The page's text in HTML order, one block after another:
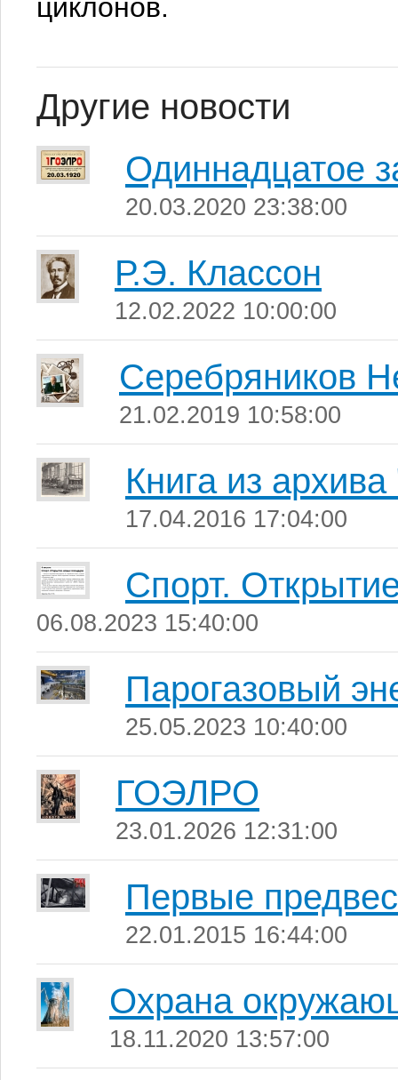
циклонов.
Другие новости
Одиннадцатое
20.03.2020 23:38:00
Р.Э. Классон
12.02.2022 10:00:00
Серебряников
21.02.2019 10:58:00
Книга из
17.04.2016 17:04:00
Спорт.
06.08.2023 15:40:00
Парогазовый
25.05.2023 10:40:00
ГОЭЛРО
23.01.2026 12:31:00
Первые
22.01.2015 16:44:00
Охрана
18.11.2020 13:57:00